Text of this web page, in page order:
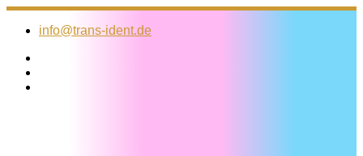
Zum
Inhalt
info@trans-ident.de